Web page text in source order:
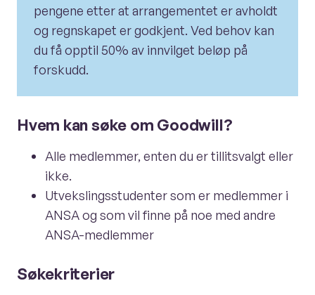
pengene etter at arrangementet er avholdt
og regnskapet er godkjent. Ved behov kan
du få opptil 50% av innvilget beløp på
forskudd.
Hvem kan søke om Goodwill?
Alle medlemmer, enten du er tillitsvalgt eller
ikke.
Utvekslingsstudenter som er medlemmer i
ANSA og som vil finne på noe med andre
ANSA-medlemmer
Søkekriterier